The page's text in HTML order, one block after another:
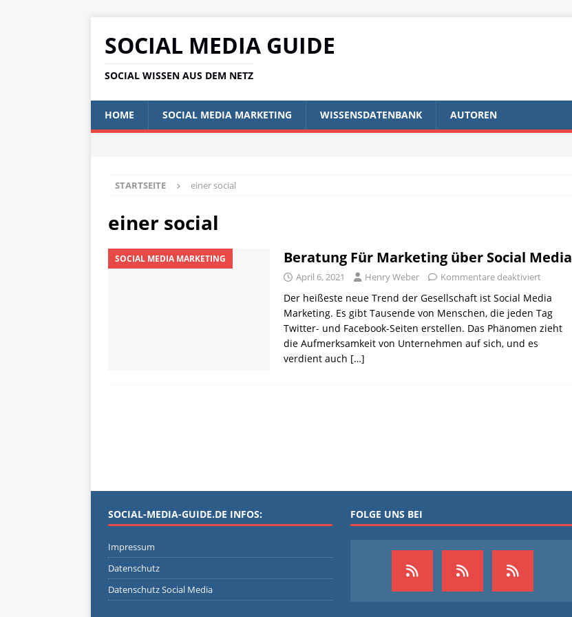
SOCIAL MEDIA GUIDE
SOCIAL WISSEN AUS DEM NETZ
HOME SOCIAL MEDIA MARKETING WISSENSDATENBANK AUTOREN
STARTSEITE einer social
einer social
SOCIAL MEDIA MARKETING Beratung Für Marketing über Social Media
April 6, 2021 Henry Weber Kommentare deaktiviert
Der heißeste neue Trend der Gesellschaft ist Social Media
Marketing. Es gibt Tausende von Menschen, die jeden Tag
Twitter- und Facebook-Seiten erstellen. Das Phänomen zieht
die Aufmerksamkeit von Unternehmen auf sich, und es
verdient auch […]
SOCIAL-MEDIA-GUIDE.DE INFOS:
Impressum
Datenschutz
Datenschutz Social Media
FOLGE UNS BEI